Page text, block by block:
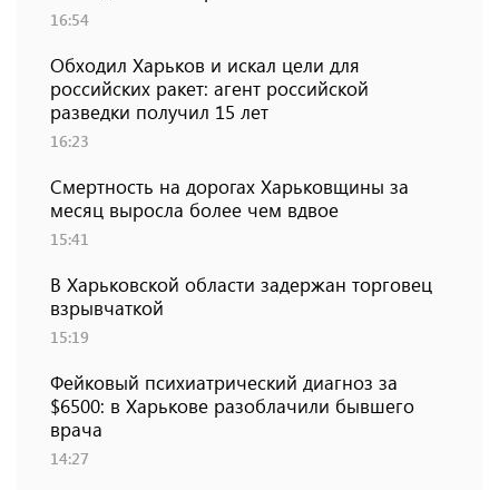
16:54
Обходил Харьков и искал цели для
российских ракет: агент российской
разведки получил 15 лет
16:23
Смертность на дорогах Харьковщины за
месяц выросла более чем вдвое
15:41
В Харьковской области задержан торговец
взрывчаткой
15:19
Фейковый психиатрический диагноз за
$6500: в Харькове разоблачили бывшего
врача
14:27